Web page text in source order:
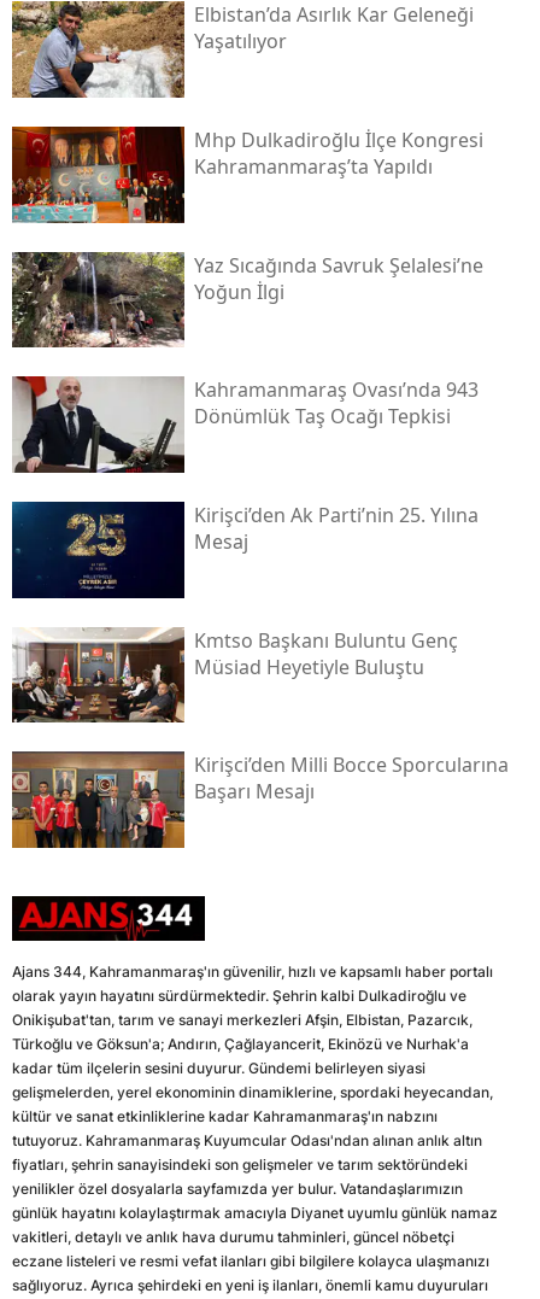
Elbistan’da Asırlık Kar Geleneği
Yaşatılıyor
Mhp Dulkadiroğlu İlçe Kongresi
Kahramanmaraş’ta Yapıldı
Yaz Sıcağında Savruk Şelalesi’ne
Yoğun İlgi
Kahramanmaraş Ovası’nda 943
Dönümlük Taş Ocağı Tepkisi
Kirişci’den Ak Parti’nin 25. Yılına
Mesaj
Kmtso Başkanı Buluntu Genç
Müsi̇ad Heyetiyle Buluştu
Kirişci’den Milli Bocce Sporcularına
Başarı Mesajı
Ajans 344, Kahramanmaraş'ın güvenilir, hızlı ve kapsamlı haber portalı
olarak yayın hayatını sürdürmektedir. Şehrin kalbi Dulkadiroğlu ve
Onikişubat'tan, tarım ve sanayi merkezleri Afşin, Elbistan, Pazarcık,
Türkoğlu ve Göksun'a; Andırın, Çağlayancerit, Ekinözü ve Nurhak'a
kadar tüm ilçelerin sesini duyurur. Gündemi belirleyen siyasi
gelişmelerden, yerel ekonominin dinamiklerine, spordaki heyecandan,
kültür ve sanat etkinliklerine kadar Kahramanmaraş'ın nabzını
tutuyoruz. Kahramanmaraş Kuyumcular Odası'ndan alınan anlık altın
fiyatları, şehrin sanayisindeki son gelişmeler ve tarım sektöründeki
yenilikler özel dosyalarla sayfamızda yer bulur. Vatandaşlarımızın
günlük hayatını kolaylaştırmak amacıyla Diyanet uyumlu günlük namaz
vakitleri, detaylı ve anlık hava durumu tahminleri, güncel nöbetçi
eczane listeleri ve resmi vefat ilanları gibi bilgilere kolayca ulaşmanızı
sağlıyoruz. Ayrıca şehirdeki en yeni iş ilanları, önemli kamu duyuruları